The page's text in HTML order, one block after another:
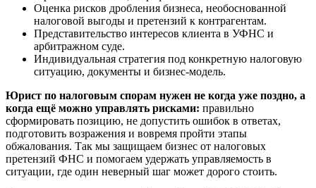
Оценка рисков дробления бизнеса, необоснованной
налоговой выгоды и претензий к контрагентам.
Представительство интересов клиента в УФНС и
арбитражном суде.
Индивидуальная стратегия под конкретную налоговую
ситуацию, документы и бизнес-модель.
Юрист по налоговым спорам нужен не когда уже поздно, а
когда ещё можно управлять рисками: правильно
сформировать позицию, не допустить ошибок в ответах,
подготовить возражения и вовремя пройти этапы
обжалования. Так мы защищаем бизнес от налоговых
претензий ФНС и помогаем удержать управляемость в
ситуации, где один неверный шаг может дорого стоить.